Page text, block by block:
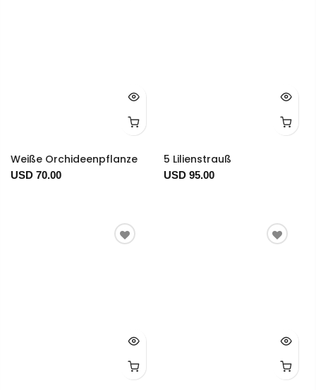
Weiße Orchideenpflanze
USD 70.00
5 Lilienstrauß
USD 95.00